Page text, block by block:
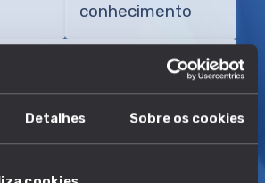
Detalhes Sobre os cookies
conhecimento